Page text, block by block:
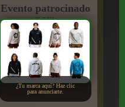
Evento patrocinado
por:
¿Tu marca aquí? Haz clic
para anunciarte.